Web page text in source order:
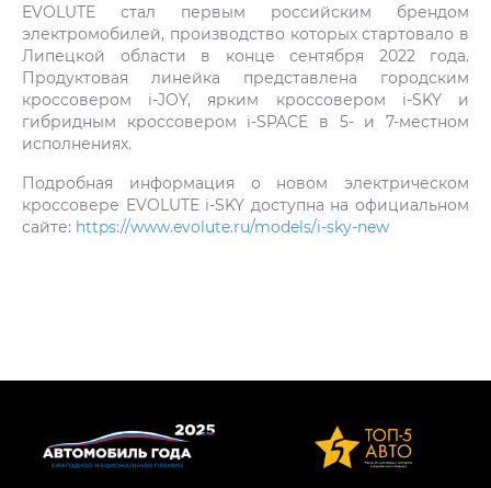
EVOLUTE стал первым российским брендом
электромобилей, производство которых стартовало в
Липецкой области в конце сентября 2022 года.
Продуктовая линейка представлена городским
кроссовером i‑JOY, ярким кроссовером i‑SKY и
гибридным кроссовером i‑SPACE в 5- и 7-местном
исполнениях.
Подробная информация о новом электрическом
кроссовере EVOLUTE i‑SKY доступна на официальном
сайте: https://www.evolute.ru/models/i-sky-new